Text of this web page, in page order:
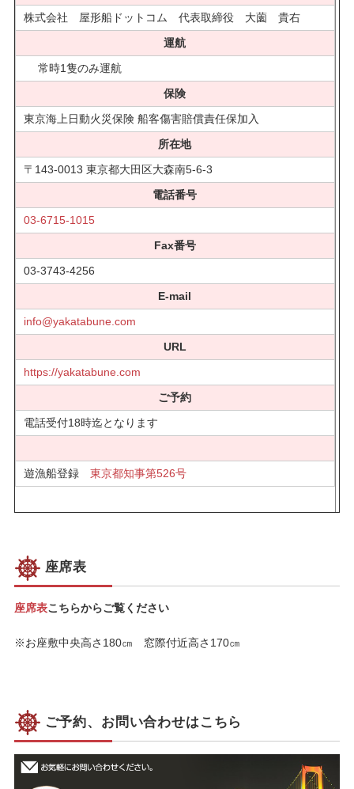
株式会社 屋形船ドットコム 代表取締役 大薗 貴右
運航
常時1隻のみ運航
保険
東京海上日動火災保険 船客傷害賠償責任保加入
所在地
〒143-0013 東京都大田区大森南5-6-3
電話番号
03-6715-1015
Fax番号
03-3743-4256
E-mail
info@yakatabune.com
URL
https://yakatabune.com
ご予約
電話受付18時迄となります
遊漁船登録 東京都知事第526号
座席表
座席表こちらからご覧ください
※お座敷中央高さ180㎝ 窓際付近高さ170㎝
ご予約、お問い合わせはこちら